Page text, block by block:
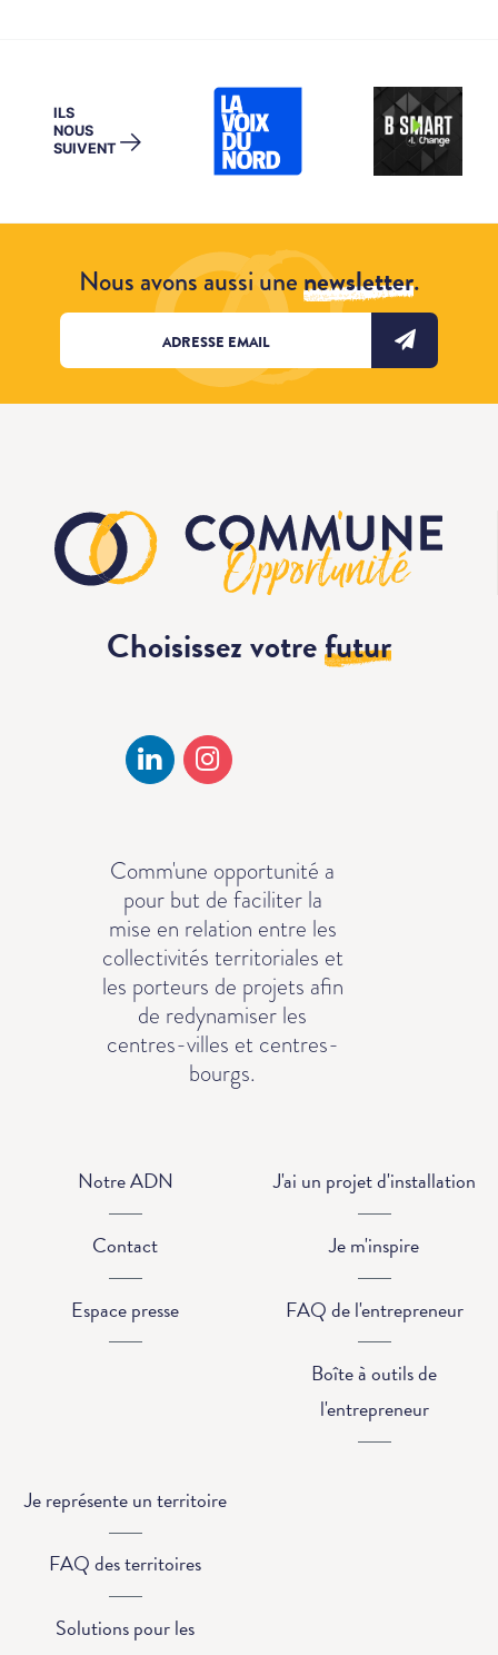
ILS
NOUS
SUIVENT →
Nous avons aussi unenewsletter.
Choisissez votrefutur
Comm'une opportunité a
pour but de faciliter la
mise en relation entre les
collectivités territoriales et
les porteurs de projets afin
de redynamiser les
centres-villes et centres-
bourgs.
Notre ADN
Contact
Espace presse
J'ai un projet d'installation
Je m'inspire
FAQ de l'entrepreneur
Boîte à outils de
l'entrepreneur
Je représente un territoire
FAQ des territoires
Solutions pour les